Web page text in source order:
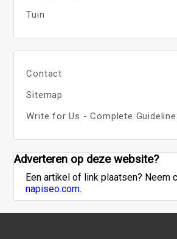
Tuin
Contact
Sitemap
Write for Us - Complete
Adverteren op deze website?
Een artikel of link plaatsen? Neem
napiseo.com.